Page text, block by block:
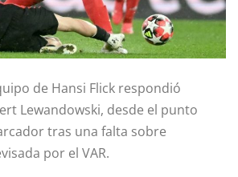
de Hansi Flick respondió
Lewandowski, desde el punto
tras una falta sobre
por el VAR.